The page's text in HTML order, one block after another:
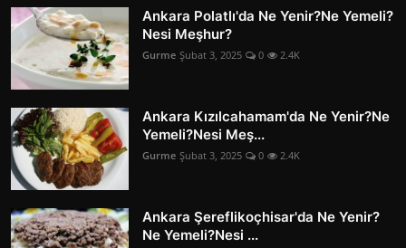
Ankara Polatlı'da Ne Yenir?Ne Yemeli?
Nesi Meşhur?
Gurme Şubat 3, 2025 0 2.4K
Ankara Kızılcahamam'da Ne Yenir?Ne
Yemeli?Nesi Meş...
Gurme Şubat 3, 2025 0 2.4K
Ankara Şereflikoçhisar'da Ne Yenir?
Ne Yemeli?Nesi ...